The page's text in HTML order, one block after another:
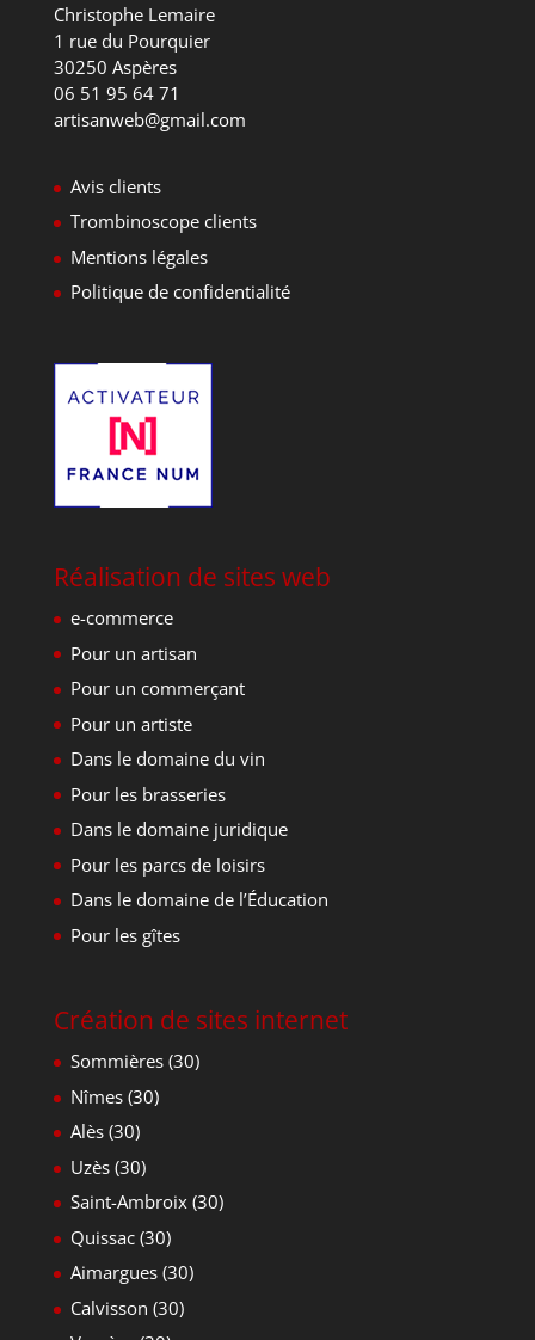
Christophe Lemaire
1 rue du Pourquier
30250 Aspères
06 51 95 64 71
artisanweb@gmail.com
Avis clients
Trombinoscope clients
Mentions légales
Politique de confidentialité
Réalisation de sites web
e-commerce
Pour un artisan
Pour un commerçant
Pour un artiste
Dans le domaine du vin
Pour les brasseries
Dans le domaine juridique
Pour les parcs de loisirs
Dans le domaine de l’Éducation
Pour les gîtes
Création de sites internet
Sommières (30)
Nîmes (30)
Alès (30)
Uzès (30)
Saint-Ambroix (30)
Quissac (30)
Aimargues (30)
Calvisson (30)